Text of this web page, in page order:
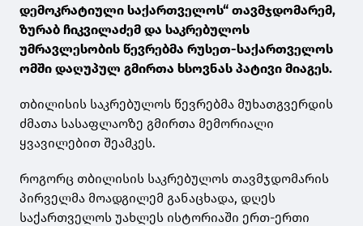
დემოკრატიული საქართველოს“ თავმჯდომარემ,
ზურაბ ჩიკვილაძემ და საკრებულოს
უმრავლესობის წევრებმა რუსეთ-საქართველოს
ომში დაღუპულ გმირთა ხსოვნას პატივი მიაგეს.
თბილისის საკრებულოს წევრებმა მუხათგვერდის
ძმათა სასაფლაოზე გმირთა მემორიალი
ყვავილებით შეამკეს.
როგორც თბილისის საკრებულოს თავმჯდომარის
პირველმა მოადგილემ განაცხადა, დღეს
საქართველოს უახლეს ისტორიაში ერთ-ერთი